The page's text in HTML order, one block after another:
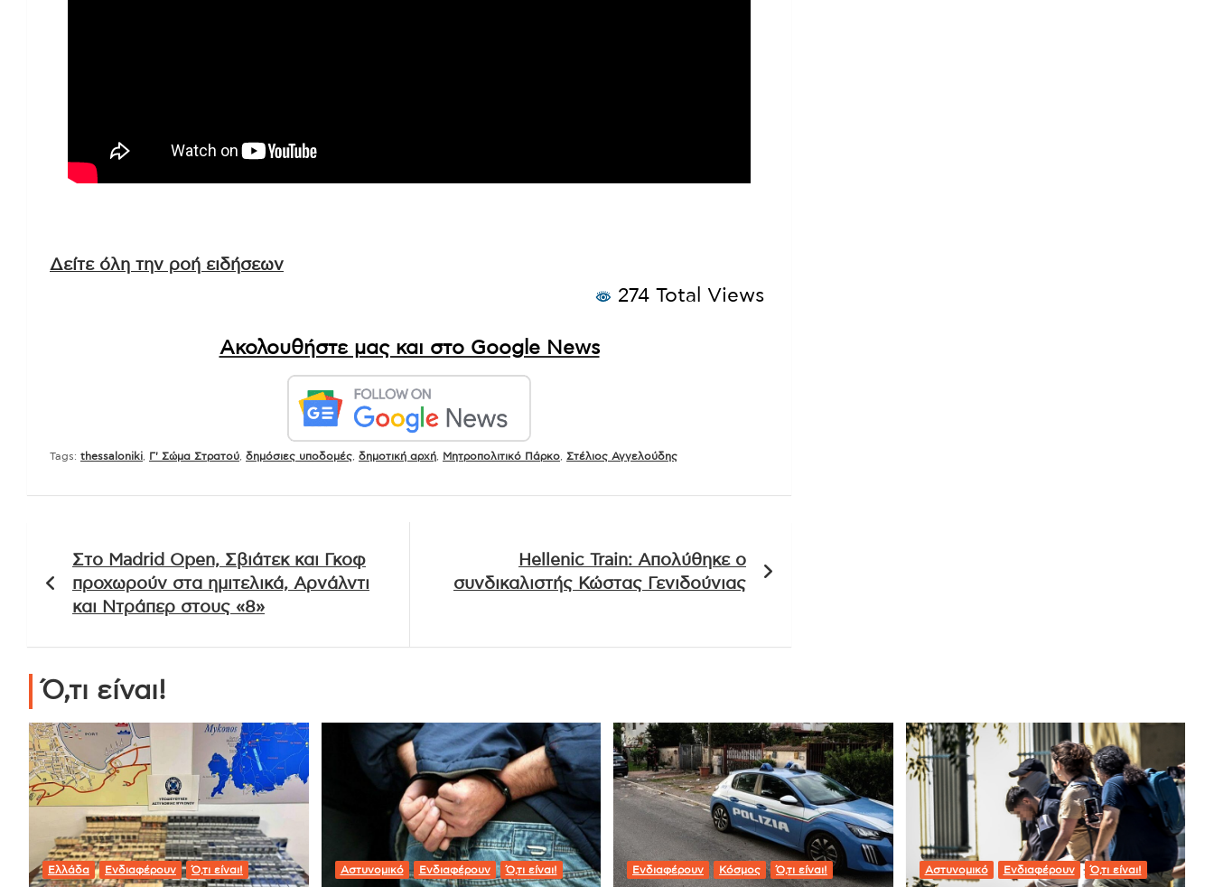
Δείτε όλη την ροή ειδήσεων
274 Total Views
Ακολουθήστε μας και στο Google News
Tags: thessaloniki Γ' Σώμα Στρατού δημόσιες υποδομές δημοτική αρχή Μητροπολιτικό Πάρκο Στέλιος Αγγελούδης
άρθρων
Στο Madrid Open, Σβιάτεκ και Γκοφ
προχωρούν στα ημιτελικά, Αρνάλντι
και Ντράπερ στους «8»
Hellenic Train: Απολύθηκε ο
συνδικαλιστής Κώστας Γενιδούνιας
Ό,τι είναι!
Ελλάδα Ενδιαφέρουν Ό,τι είναι! Αστυνομικό Ενδιαφέρουν Ό,τι είναι! Ενδιαφέρουν Κόσμος Ό,τι είναι! Αστυνομικό Ενδιαφέρουν Ό,τι είναι!